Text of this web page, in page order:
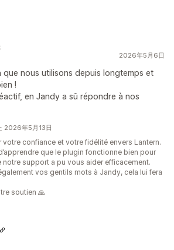
2026年5月6日
que nous utilisons depuis longtemps et
!
en Jandy a sû répondre à nos
2026年5月13日
confiance et votre fidélité envers Lantern.
que le plugin fonctionne bien pour
support a pu vous aider efficacement.
vos gentils mots à Jandy, cela lui fera
soutien 🙏